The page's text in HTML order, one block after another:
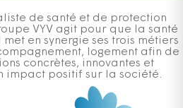
de santé et de protection
VYV agit pour que la santé
en synergie ses trois métiers
logement afin de
concrètes, innovantes et
impact positif sur la société.